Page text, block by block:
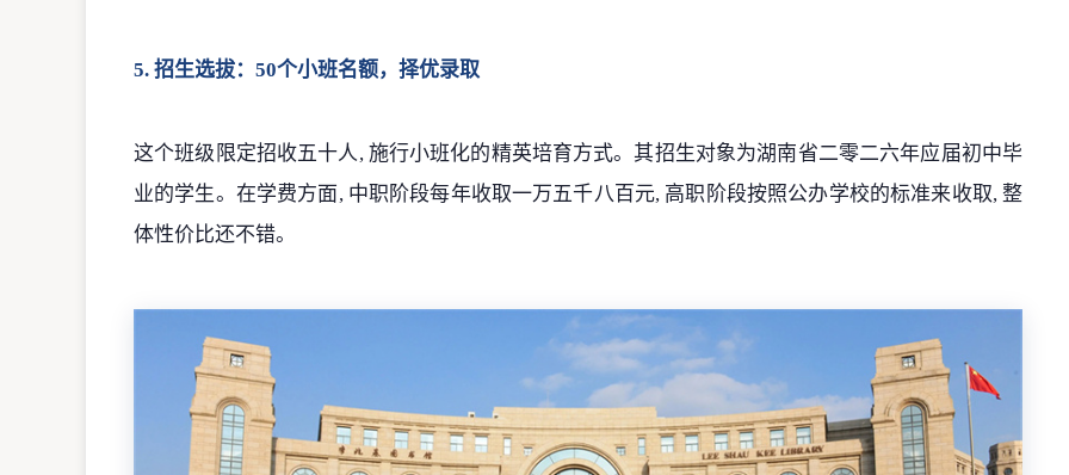
5. 招生选拔：50个小班名额，择优录取
这个班级限定招收五十人, 施行小班化的精英培育方式。其招生对象为湖南省二零二六年应届初中毕
业的学生。在学费方面, 中职阶段每年收取一万五千八百元, 高职阶段按照公办学校的标准来收取, 整
体性价比还不错。